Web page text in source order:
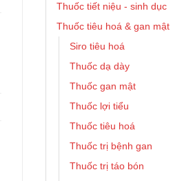
Thuốc tiết niệu - sinh dục
Thuốc tiêu hoá & gan mật
Siro tiêu hoá
Thuốc dạ dày
Thuốc gan mật
Thuốc lợi tiểu
Thuốc tiêu hoá
Thuốc trị bệnh gan
Thuốc trị táo bón